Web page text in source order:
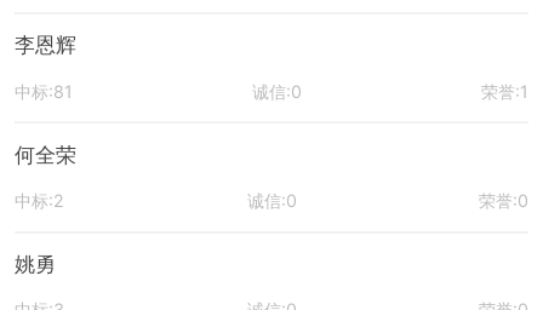
李恩辉
中标:81 诚信:0 荣誉:1
何全荣
中标:2 诚信:0 荣誉:0
姚勇